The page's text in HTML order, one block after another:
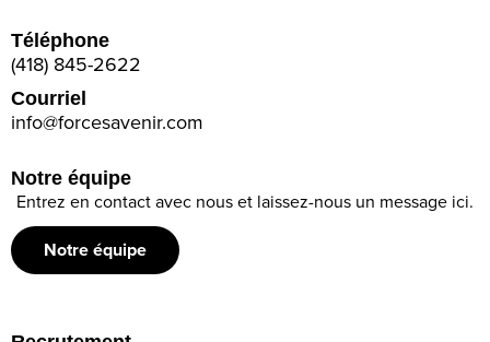
Téléphone
(418) 845-2622
Courriel
info@forcesavenir.com
Notre équipe
Entrez en contact avec nous et laissez-nous un message ici.
Notre équipe